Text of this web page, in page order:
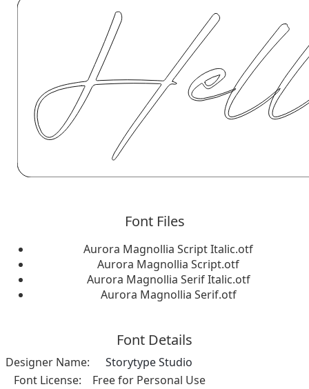
Font Files
Aurora Magnollia Script Italic.otf
Aurora Magnollia Script.otf
Aurora Magnollia Serif Italic.otf
Aurora Magnollia Serif.otf
Font Details
Designer Name:
Storytype Studio
Font License:
Free for Personal Use